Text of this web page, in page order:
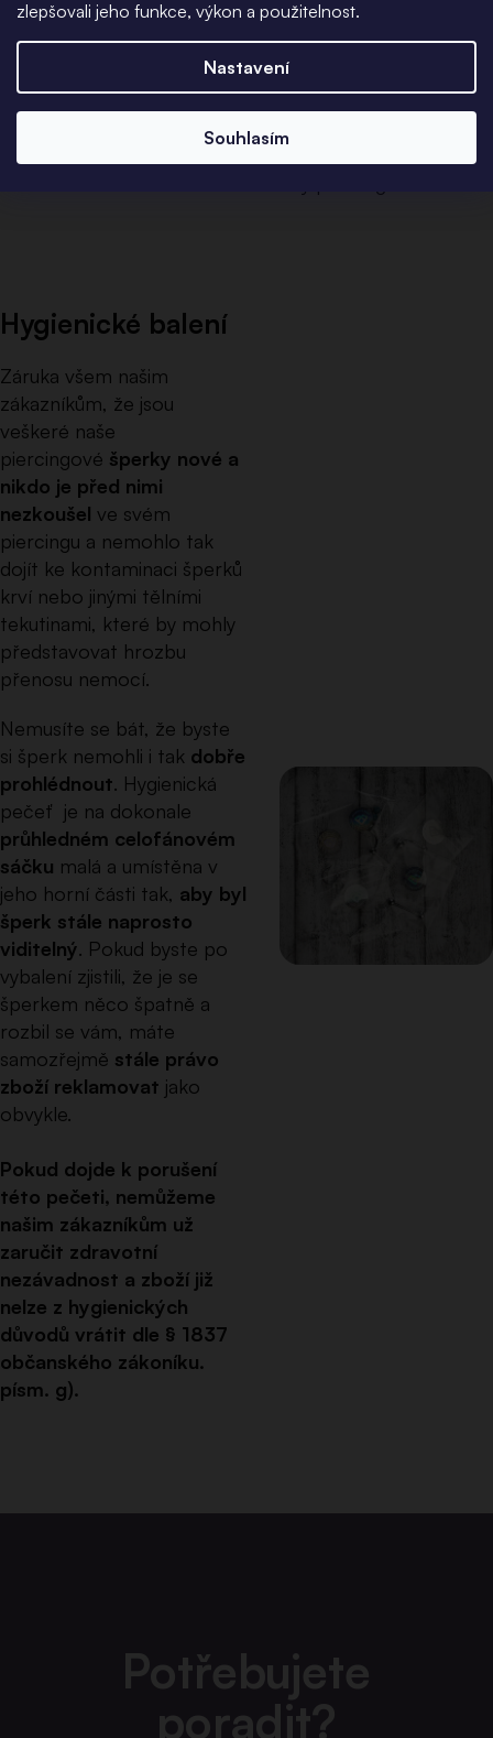
zlepšovali jeho funkce, výkon a použitelnost.
Nastavení
Souhlasím
certifikovaném
autoklávu třídy Bpro
profesionální sterilizaci
ve zdravotnictví. Šperky
jsou tak připravené
Hygienické balení
Záruka všem našim
zákazníkům, že jsou
veškeré naše
piercingové šperky nové a
nikdo je před nimi
nezkoušel ve svém
piercingu a nemohlo tak
dojít ke kontaminaci šperků
krví nebo jinými tělními
tekutinami, které by mohly
představovat hrozbu
přenosu nemocí.
Nemusíte se bát, že byste
si šperk nemohli i tak dobře
prohlédnout. Hygienická
pečeť je na dokonale
průhledném celofánovém
sáčku malá a umístěna v
jeho horní části tak, aby byl
šperk stále naprosto
viditelný. Pokud byste po
vybalení zjistili, že je se
šperkem něco špatně a
rozbil se vám, máte
samozřejmě stále právo
zboží reklamovat jako
obvykle.
Pokud dojde k porušení
této pečeti, nemůžeme
našim zákazníkům už
zaručit zdravotní
nezávadnost a zboží již
nelze z hygienických
důvodů vrátit dle § 1837
občanského zákoníku.
písm. g).
Potřebujete
poradit?